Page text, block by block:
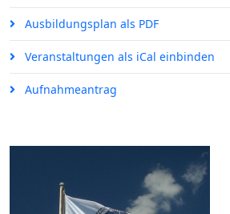
Ausbildungsplan als PDF
Veranstaltungen als iCal einbinden
Aufnahmeantrag